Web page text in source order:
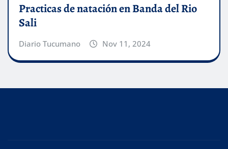
Practicas de natación en Banda del Rio
Sali
Diario Tucumano Nov 11, 2024